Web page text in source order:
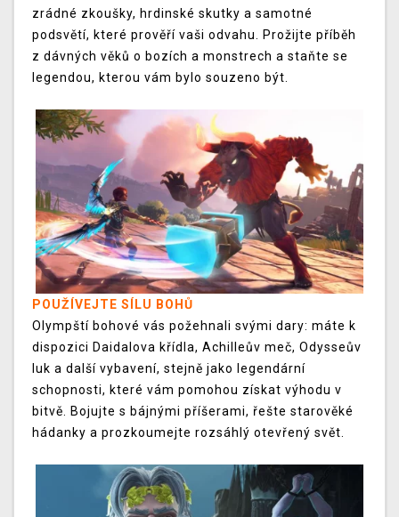
zrádné zkoušky, hrdinské skutky a samotné
podsvětí, které prověří vaši odvahu. Prožijte příběh
z dávných věků o bozích a monstrech a staňte se
legendou, kterou vám bylo souzeno být.
POUŽÍVEJTE SÍLU BOHŮ
Olympští bohové vás požehnali svými dary: máte k
dispozici Daidalova křídla, Achilleův meč, Odysseův
luk a další vybavení, stejně jako legendární
schopnosti, které vám pomohou získat výhodu v
bitvě. Bojujte s bájnými příšerami, řešte starověké
hádanky a prozkoumejte rozsáhlý otevřený svět.